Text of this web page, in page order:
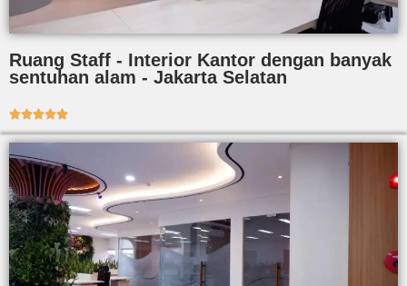
Ruang Staff - Interior Kantor dengan banyak
sentuhan alam - Jakarta Selatan
